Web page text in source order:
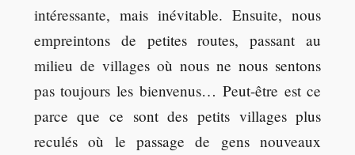
intéressante, mais inévitable. Ensuite, nous
empreintons de petites routes, passant au
milieu de villages où nous ne nous sentons
pas toujours les bienvenus… Peut-être est ce
parce que ce sont des petits villages plus
reculés où le passage de gens nouveaux